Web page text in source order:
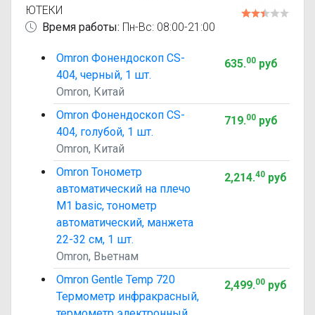
ЮТЕКИ
Время работы: Пн-Вс: 08:00-21:00
Omron Фонендоскоп CS-
404, черный, 1 шт.
Omron, Китай
635.00руб
Omron Фонендоскоп CS-
404, голубой, 1 шт.
Omron, Китай
719.00руб
Omron Тонометр
автоматический на плечо
M1 basic, тонометр
автоматический, манжета
22-32 см, 1 шт.
Omron, Вьетнам
2,214.40руб
Omron Gentle Temp 720
Термометр инфракрасный,
2,499.00руб